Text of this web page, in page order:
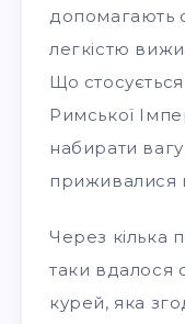
допомагають
легкістю
Що
Римської
набирати
приживалися
Через кілька
таки вдалося
курей, яка